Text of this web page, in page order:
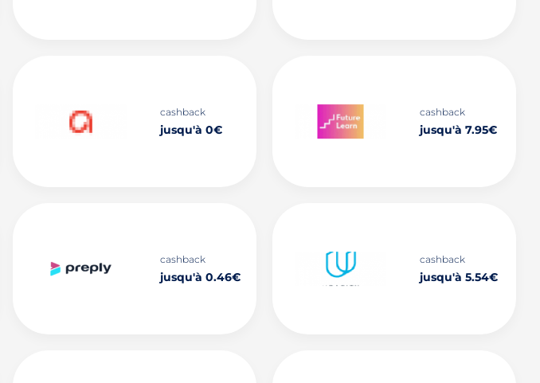
cashback
jusqu'à 0€
cashback
jusqu'à 7.95€
cashback
jusqu'à 0.46€
cashback
jusqu'à 5.54€